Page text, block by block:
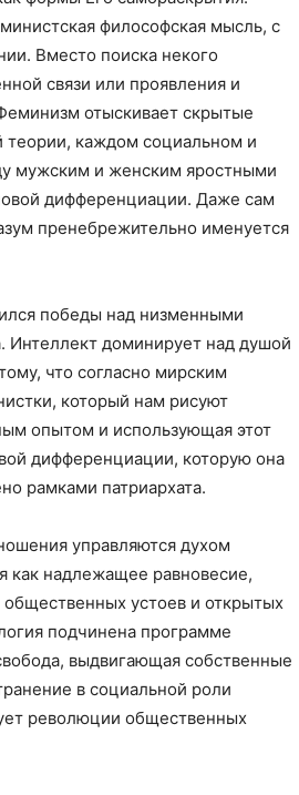
философская мысль, с
Вместо поиска некого
связи или проявления и
отыскивает скрытые
теории, каждом социальном и
мужским и женским яростными
дифференциации. Даже сам
пренебрежительно именуется
победы над низменными
доминирует над душой
что согласно мирским
который нам рисуют
опытом и использующая этот
дифференциации, которую она
рамками патриархата.
управляются духом
как надлежащее равновесие,
устоев и открытых
подчинена программе
выдвигающая собственные
в социальной роли
революции общественных